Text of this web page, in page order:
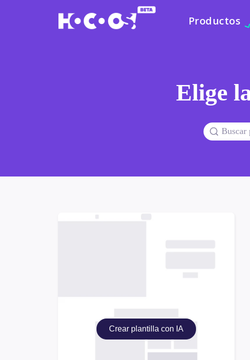
Productos
Elige
Crear plantilla con IA